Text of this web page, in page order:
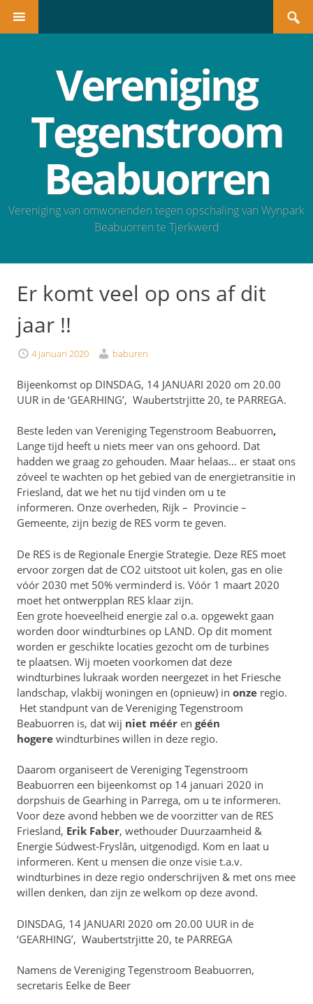
Search
for:
SKIP TO CONTENT
Vereniging
Tegenstroom
Beabuorren
Vereniging van omwonenden tegen opschaling van Wynpark
Beabuorren te Tjerkwerd
Er komt veel op ons af dit
jaar !!
4 januari 2020 baburen
Bijeenkomst op DINSDAG, 14 JANUARI 2020 om 20.00
UUR in de ‘GEARHING’, Waubertstrjitte 20, te PARREGA.
Beste leden van Vereniging Tegenstroom Beabuorren,
Lange tijd heeft u niets meer van ons gehoord. Dat
hadden we graag zo gehouden. Maar helaas… er staat ons
zóveel te wachten op het gebied van de energietransitie in
Friesland, dat we het nu tijd vinden om u te
informeren. Onze overheden, Rijk – Provincie –
Gemeente, zijn bezig de RES vorm te geven.
De RES is de Regionale Energie Strategie. Deze RES moet
ervoor zorgen dat de CO2 uitstoot uit kolen, gas en olie
vóór 2030 met 50% verminderd is. Vóór 1 maart 2020
moet het ontwerpplan RES klaar zijn.
Een grote hoeveelheid energie zal o.a. opgewekt gaan
worden door windturbines op LAND. Op dit moment
worden er geschikte locaties gezocht om de turbines
te plaatsen. Wij moeten voorkomen dat deze
windturbines lukraak worden neergezet in het Friesche
landschap, vlakbij woningen en (opnieuw) inonze regio.
Het standpunt van de Vereniging Tegenstroom
Beabuorren is, dat wij niet méér engéén
hogere windturbines willen in deze regio.
Daarom organiseert de Vereniging Tegenstroom
Beabuorren een bijeenkomst op 14 januari 2020 in
dorpshuis de Gearhing in Parrega, om u te informeren.
Voor deze avond hebben we de voorzitter van de RES
Friesland, Erik Faber, wethouder Duurzaamheid &
Energie Súdwest-Fryslân, uitgenodigd. Kom en laat u
informeren. Kent u mensen die onze visie t.a.v.
windturbines in deze regio onderschrijven & met ons mee
willen denken, dan zijn ze welkom op deze avond.
DINSDAG, 14 JANUARI 2020 om 20.00 UUR in de
‘GEARHING’, Waubertstrjitte 20, te PARREGA
Namens de Vereniging Tegenstroom Beabuorren,
secretaris Eelke de Beer